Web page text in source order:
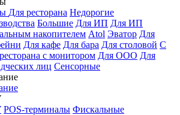
Для ресторана Недорогие
Большие Для ИП Для ИП
накопителем Atol Эватор Для
Для кафе Для бара Для столовой С
с монитором Для ООО Для
лиц Сенсорные
POS-терминалы Фискальные